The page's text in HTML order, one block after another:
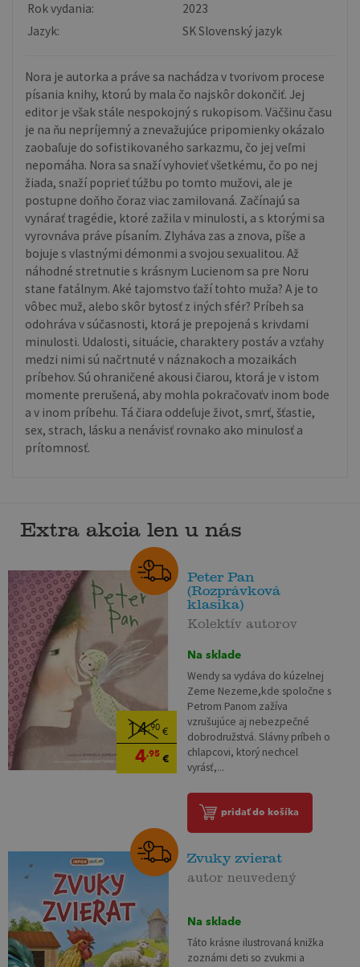
Rok vydania:
2023
Jazyk:
SK Slovenský jazyk
Nora je autorka a práve sa nachádza v tvorivom procese
písania knihy, ktorú by mala čo najskôr dokončiť. Jej
editor je však stále nespokojný s rukopisom. Väčšinu času
je na ňu nepríjemný a znevažujúce pripomienky okázalo
zaobaľuje do sofistikovaného sarkazmu, čo jej veľmi
nepomáha. Nora sa snaží vyhovieť všetkému, čo po nej
žiada, snaží poprieť túžbu po tomto mužovi, ale je
postupne doňho čoraz viac zamilovaná. Začínajú sa
vynárať tragédie, ktoré zažila v minulosti, a s ktorými sa
vyrovnáva práve písaním. Zlyháva zas a znova, píše a
bojuje s vlastnými démonmi a svojou sexualitou. Až
náhodné stretnutie s krásnym Lucienom sa pre Noru
stane fatálnym. Aké tajomstvo ťaží tohto muža? A je to
vôbec muž, alebo skôr bytosť z iných sfér? Príbeh sa
odohráva v súčasnosti, ktorá je prepojená s krivdami
minulosti. Udalosti, situácie, charaktery postáv a vzťahy
medzi nimi sú načrtnuté v náznakoch a mozaikách
príbehov. Sú ohraničené akousi čiarou, ktorá je v istom
momente prerušená, aby mohla pokračovaťv inom bode
a v inom príbehu. Tá čiara oddeľuje život, smrť, šťastie,
sex, strach, lásku a nenávisť rovnako ako minulosť a
prítomnosť.
Extra akcia len u nás
14,90€
4,95€
Peter Pan
(Rozprávková
klasika)
Kolektív autorov
Na sklade
Wendy sa vydáva do kúzelnej
Zeme Nezeme,kde spoločne s
Petrom Panom zažíva
vzrušujúce aj nebezpečné
dobrodružstvá. Slávny príbeh o
chlapcovi, ktorý nechcel
vyrásť,...
pridať do košíka
Zvuky zvierat
autor neuvedený
Na sklade
Táto krásne ilustrovaná knižka
zoznámi deti so zvukmi a